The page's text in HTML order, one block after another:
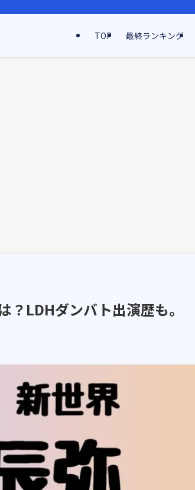
TOP 最終ランキング
LDHダンバト出演歴も。